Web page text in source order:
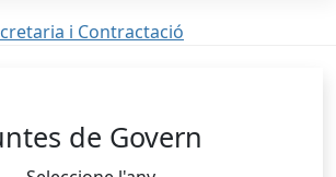
i Contractació
de Govern